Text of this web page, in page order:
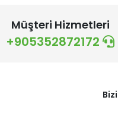
Müşteri Hizmetleri
+905352872172